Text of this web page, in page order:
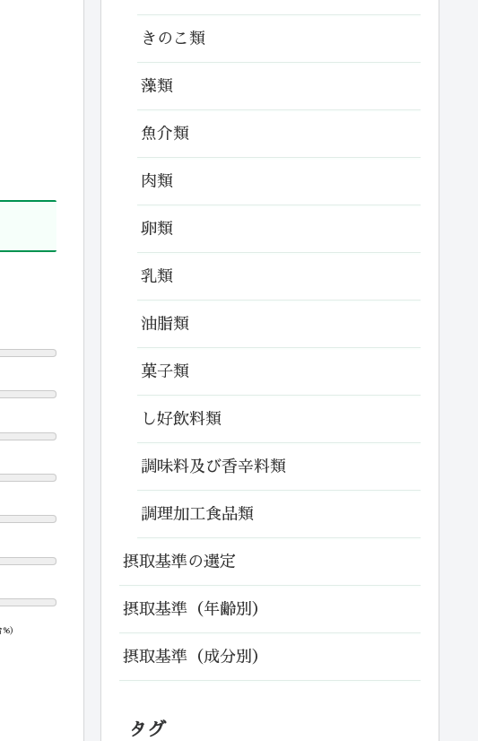
）
きのこ類
藻類
魚介類
肉類
卵類
乳類
油脂類
菓子類
し好飲料類
調味料及び香辛料類
調理加工食品類
摂取基準の選定
摂取基準（年齢別）
摂取基準（成分別）
タグ